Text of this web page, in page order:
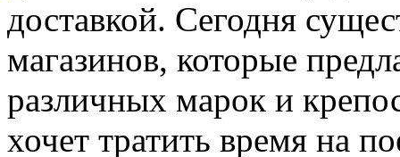
доставкой. Сегодня
магазинов, которые
различных марок и
хочет тратить время на